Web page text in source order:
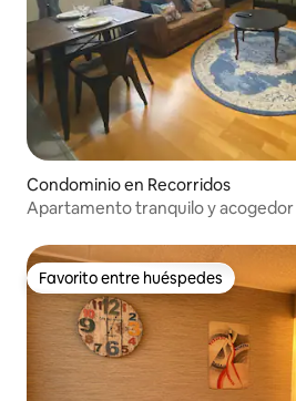
Condominio en Recorridos
Apartamento tranquilo y acogedor
Favorito entre huéspedes
Favorito entre huéspedes